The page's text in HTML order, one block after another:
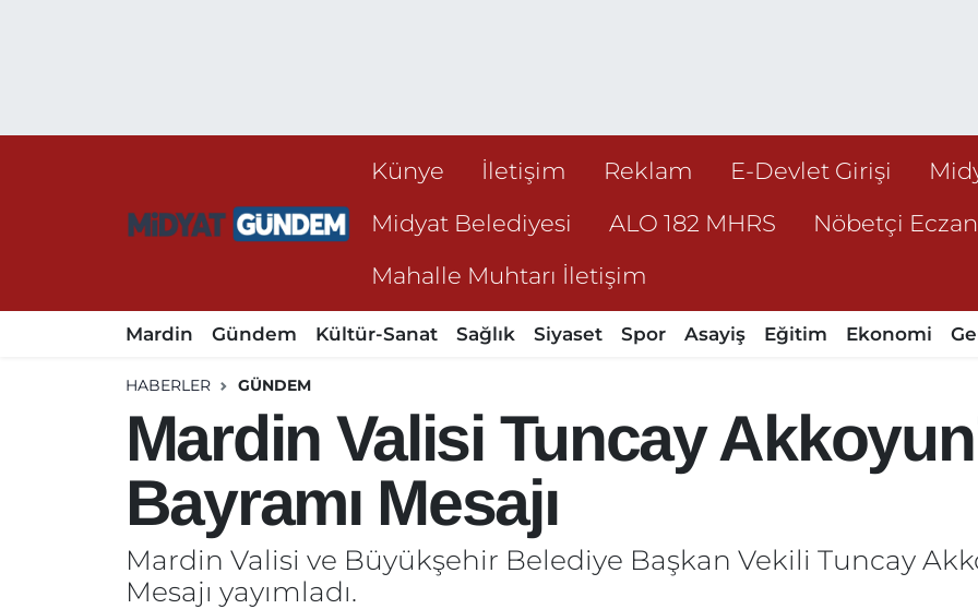
Künye İletişim Reklam E-Devlet Girişi
Midyat Belediyesi
ALO 182 MHRS Nöbetçi
Mahalle Muhtarı İletişim
Mardin Gündem Kültür-Sanat Sağlık Siyaset Spor Asayiş Eğitim Ekonomi
HABERLER GÜNDEM
Mardin Valisi Tuncay
Bayramı Mesajı
Mardin Valisi ve Büyükşehir Belediye Başkan Vekili Tuncay
Mesajı yayımladı.